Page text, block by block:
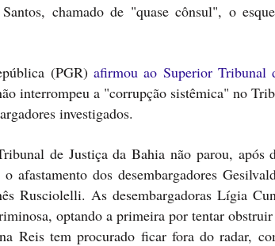
chamado de "quase cônsul", o
(PGR) afirmou ao Superior Tribunal
interrompeu a "corrupção sistêmica" no
investigados.
de Justiça da Bahia não parou, após
afastamento dos desembargadores
Rusciolelli. As desembargadoras Lígia
optando a primeira por tentar
Reis tem procurado ficar fora do radar,